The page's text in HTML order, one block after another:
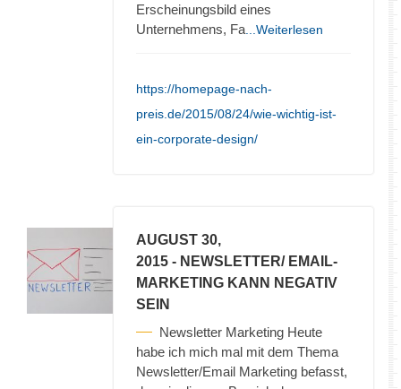
Erscheinungsbild eines
Unternehmens, Fa ...Weiterlesen
https://homepage-nach-
preis.de/2015/08/24/wie-wichtig-ist-
ein-corporate-design/
AUGUST 30,
2015 - NEWSLETTER/ EMAIL-
MARKETING KANN NEGATIV
SEIN
Newsletter Marketing Heute
habe ich mich mal mit dem Thema
Newsletter/Email Marketing befasst,